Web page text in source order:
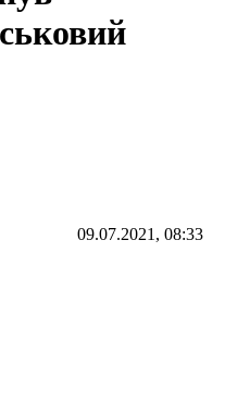
09.07.2021, 08:33